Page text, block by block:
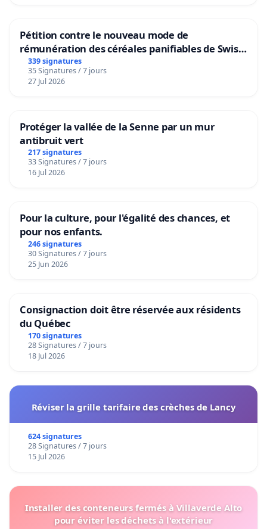
Pétition contre le nouveau mode de
rémunération des céréales panifiables de Swiss
granum basé sur la teneur en protéines
339 signatures
35 Signatures / 7 jours
27 Jul 2026
Protéger la vallée de la Senne par un mur
antibruit vert
217 signatures
33 Signatures / 7 jours
16 Jul 2026
Pour la culture, pour l'égalité des chances, et
pour nos enfants.
246 signatures
30 Signatures / 7 jours
25 Jun 2026
Consignaction doit être réservée aux résidents
du Québec
170 signatures
28 Signatures / 7 jours
18 Jul 2026
Réviser la grille tarifaire des crèches de Lancy
624 signatures
28 Signatures / 7 jours
15 Jul 2026
Installer des conteneurs fermés à Villaverde Alto
pour éviter les déchets à l'extérieur